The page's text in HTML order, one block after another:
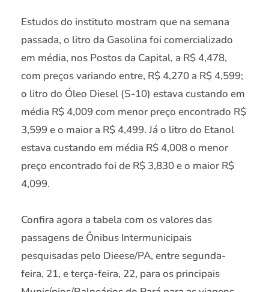
Estudos do instituto mostram que na semana
passada, o litro da Gasolina foi comercializado
em média, nos Postos da Capital, a R$ 4,478,
com preços variando entre, R$ 4,270 a R$ 4,599;
o litro do Óleo Diesel (S-10) estava custando em
média R$ 4,009 com menor preço encontrado R$
3,599 e o maior a R$ 4,499. Já o litro do Etanol
estava custando em média R$ 4,008 o menor
preço encontrado foi de R$ 3,830 e o maior R$
4,099.
Confira agora a tabela com os valores das
passagens de Ônibus Intermunicipais
pesquisadas pelo Dieese/PA, entre segunda-
feira, 21, e terça-feira, 22, para os principais